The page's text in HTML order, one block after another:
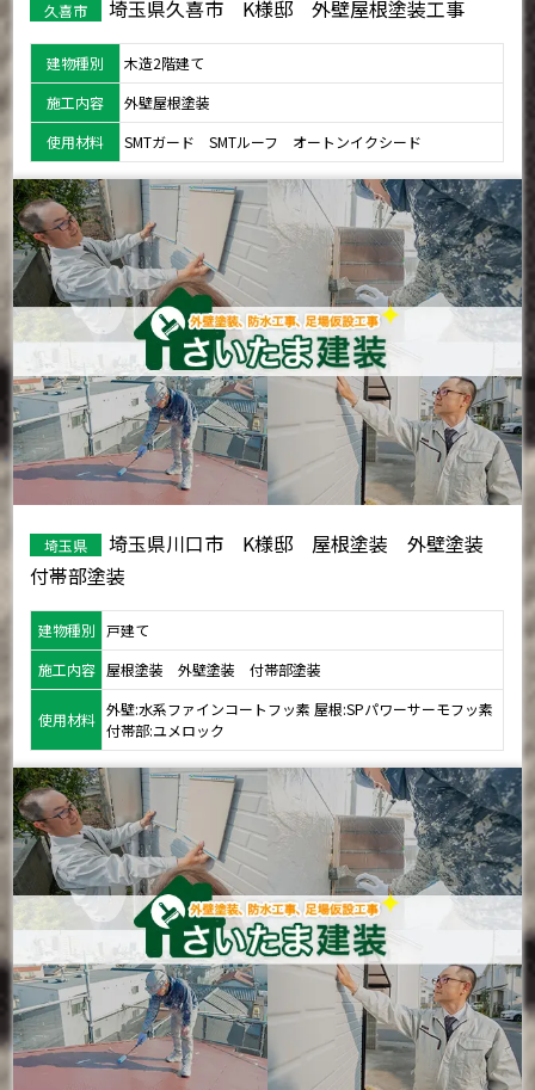
久喜市 埼玉県久喜市 K様邸 外壁屋根塗装工事
建物種別
木造2階建て
施工内容
外壁屋根塗装
使用材料
SMTガード SMTルーフ オートンイクシード
埼玉県
埼玉県川口市 K様邸 屋根塗装 外壁塗装
付帯部塗装
建物種別
戸建て
施工内容
屋根塗装 外壁塗装 付帯部塗装
使用材料
外壁:水系ファインコートフッ素 屋根:SPパワーサーモフッ素
付帯部:ユメロック